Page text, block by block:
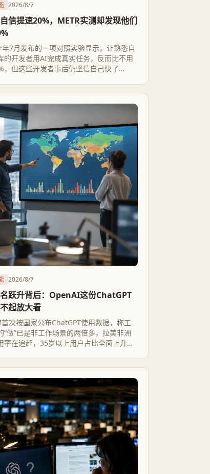
2026/8/7
信提速20%，METR实测却发现他们
年7月发布的一项对照实验显示，让熟悉自
的开发者用AI完成真实任务，反而比不用
，但这些开发者事后仍坚信自己快了
2026/8/7
跃升背后：OpenAI这份ChatGPT
起放大看
次按国家公布ChatGPT使用数据，称工
“做”已是非工作场景的两倍多，拉美非洲
率在追赶，35岁以上用户占比全面上升。